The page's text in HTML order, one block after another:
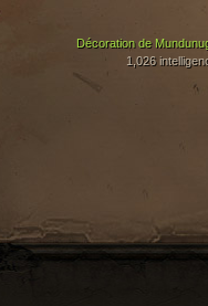
Décoration de
1,026